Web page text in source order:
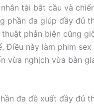
tài bắt cầu và
phần đa giúp đầy đủ
phản biện cũng
Điều này làm phim
vừa nghịch vừa bàn
đa đề xuất đầy đủ